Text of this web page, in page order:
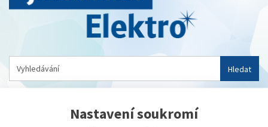
Nastavení soukromí
Hledat
Dům a zahrada Foto - Video technika
Kreativní